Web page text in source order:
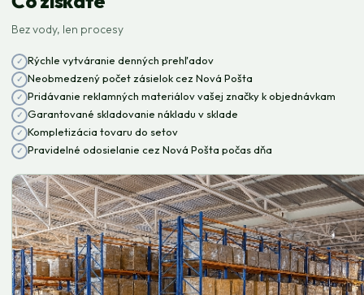
Bez vody, len procesy
Rýchle vytváranie denných prehľadov
Neobmedzený počet zásielok cez Nová Pošta
Pridávanie reklamných materiálov vašej značky k objednávkam
Garantované skladovanie nákladu v sklade
Kompletizácia tovaru do setov
Pravidelné odosielanie cez Nová Pošta počas dňa